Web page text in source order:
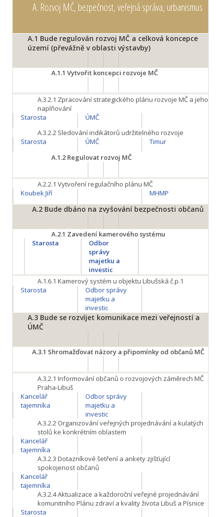
A. Rozvoj MČ, bezpečnost, veřejná správa, urbanismus
A.1 Bude regulován rozvoj MČ a celková koncepce
území (převážně v oblasti výstavby)
A.1.1 Vytvořit koncepci rozvoje MČ
A.3.2.1 Zpracování strategického plánu rozvoje MČ a jeho
naplňování
Starosta
ÚMČ
A.3.2.2 Sledování indikátorů udržitelného rozvoje
Starosta
ÚMČ
Timur
A.1.2 Regulovat rozvoj MČ
A.2.2.1 Vytvoření regulačního plánu MČ
Koubek Jiří
MHMP
A.2 Bude dbáno na zvyšování bezpečnosti občanů
A.2.1 Zavedení kamerového systému
Starosta
Odbor
správy
majetku a
investic
A.1.6.1 Kamerový systém u objektu Libušská č.p.1
Starosta
Odbor správy
majetku a
investic
A.3 Bude se rozvíjet komunikace mezi veřejností a
ÚMČ
A.3.1 Shromažďovat názory a připomínky od občanů MČ
A.3.2.1 Informování občanů o rozvojových záměrech MČ
Praha-Libuš
Kancelář
tajemníka
Odbor správy
majetku a
investic
A.3.2.2 Organizování veřejných projednávání a kulatých
stolů ke konkrétním oblastem
Kancelář
tajemníka
A.3.2.3 Dotazníkové šetření a ankety zjišťující
spokojenost občanů
Kancelář
tajemníka
A.3.2.4Aktualizace a každoroční veřejné projednávání
komunitního Plánu zdraví a kvality života Libuš a Písnice
Starosta